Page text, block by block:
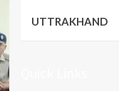
UTTRAKHAND